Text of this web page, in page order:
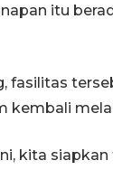
itu
fasilitas
kembali
kita